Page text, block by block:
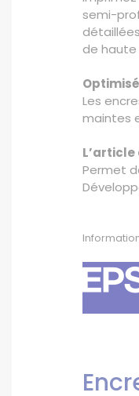
semi-
de haute
Les
maintes
L’article
Permet